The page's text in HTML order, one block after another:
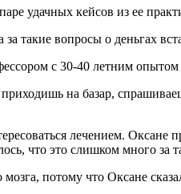
удачных кейсов из ее
вопросы о деньгах
с 30-40 летним
на базар,
лечением.
что это слишком много за
мозга, потому что Оксане